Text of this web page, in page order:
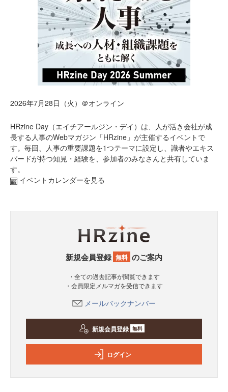
2026年7月28日（火）＠オンライン
HRzine Day（エイチアールジン・デイ）は、人が活き会社が成
長する人事のWebマガジン「HRzine」が主催するイベントで
す。毎回、人事の重要課題を1つテーマに設定し、識者やエキス
パードが持つ知見・経験を、参加者のみなさんと共有していま
す。
イベントカレンダーを見る
新規会員登録 無料 のご案内
・全ての過去記事が閲覧できます
・会員限定メルマガを受信できます
メールバックナンバー
新規会員登録 無料
ログイン